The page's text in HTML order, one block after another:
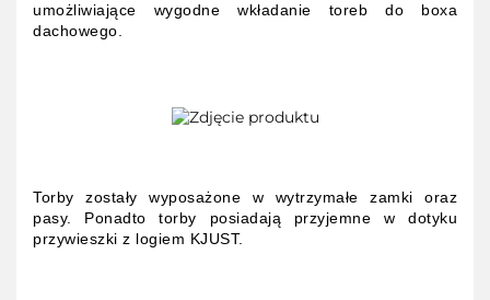
umożliwiające wygodne wkładanie toreb do boxa
dachowego.
Torby zostały wyposażone w wytrzymałe zamki oraz
pasy. Ponadto torby posiadają przyjemne w dotyku
przywieszki z logiem KJUST.